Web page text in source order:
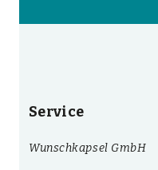
Service
Wunschkapsel GmbH